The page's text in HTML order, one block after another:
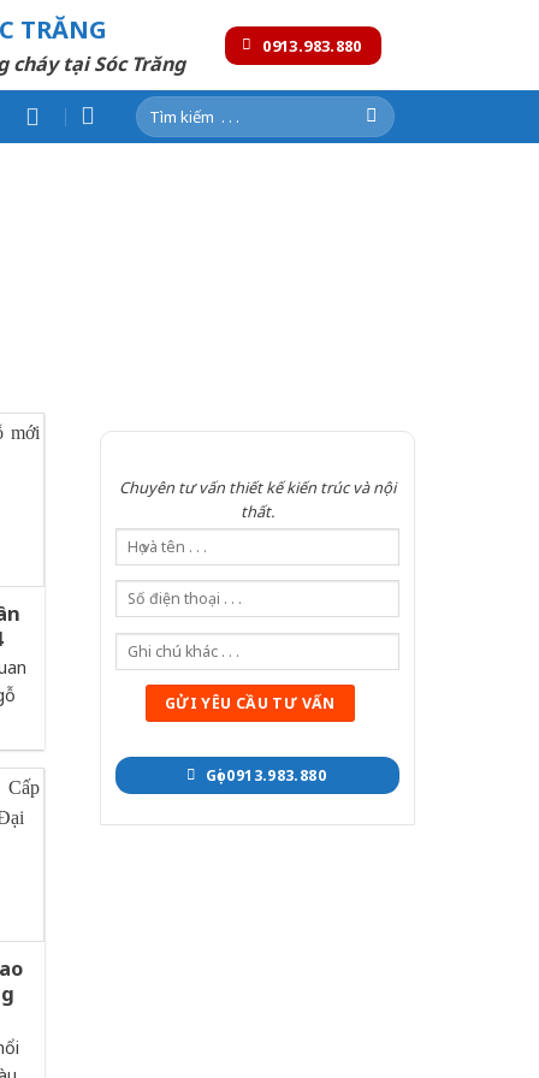
TRĂNG
tại Sóc Trăng
0913.983.880
Tìm
kiếm:
Chuyên tư vấn thiết kế kiến trúc và nội
thất.
Gọi 0913.983.880